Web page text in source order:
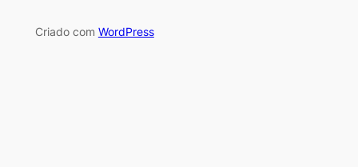
Criado com WordPress